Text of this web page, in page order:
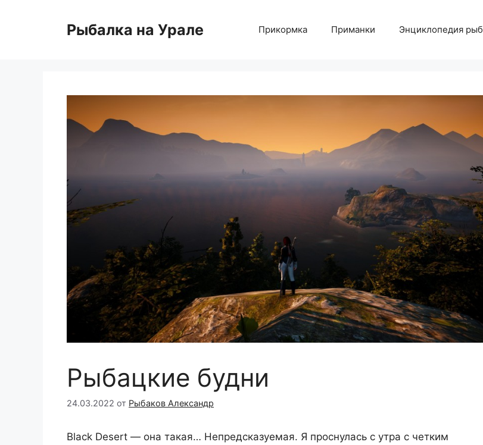
содержимомуРыбалка на Урале Прикормка Приманки Энциклопедия рыб
Рыбацкие будни
24.03.2022 от Рыбаков Александр
Black Desert — она такая… Непредсказуемая. Я проснулась с утра с четким